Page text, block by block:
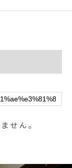
お待ちしてお
お願いします
グプレート #
ムッシュ#チキ
#しめじ #マッ
ザート #ドリン
にも優れてま
HAUS松
61-2885ope
#
せん。